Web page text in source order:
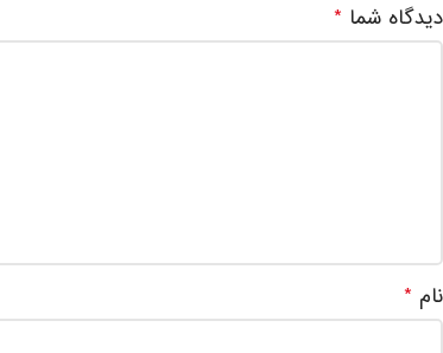
دیدگاه شما *
نام *